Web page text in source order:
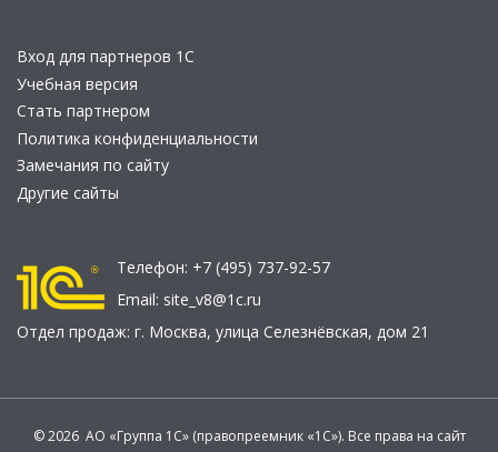
Вход для партнеров 1С
Учебная версия
Стать партнером
Политика конфиденциальности
Замечания по сайту
Другие сайты
Телефон: +7 (495) 737-92-57
Email: site_v8@1c.ru
Отдел продаж: г. Москва, улица Селезнёвская, дом 21
© 2026 АО «Группа 1С» (правопреемник «1С»). Все права на сайт